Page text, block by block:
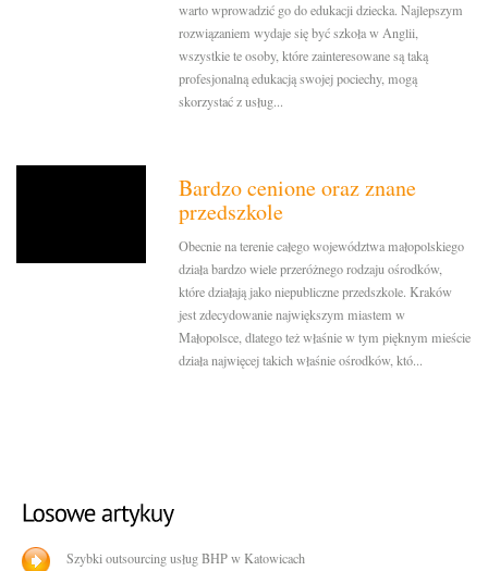
warto wprowadzić go do edukacji dziecka. Najlepszym
rozwiązaniem wydaje się być szkoła w Anglii,
wszystkie te osoby, które zainteresowane są taką
profesjonalną edukacją swojej pociechy, mogą
skorzystać z usług...
Bardzo cenione oraz znane
przedszkole
Obecnie na terenie całego województwa małopolskiego
działa bardzo wiele przeróżnego rodzaju ośrodków,
które działają jako niepubliczne przedszkole. Kraków
jest zdecydowanie największym miastem w
Małopolsce, dlatego też właśnie w tym pięknym mieście
działa najwięcej takich właśnie ośrodków, któ...
Szybki outsourcing usług BHP w Katowicach